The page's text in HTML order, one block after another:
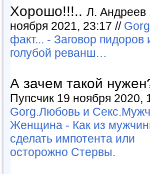
Хорошо!!!.. Л. Андреев
ноября 2021, 23:17 //
факт... - Заговор пидоров
голубой реванш…
А зачем такой
Пупсчик 19 ноября 2020,
Gorg.Любовь и
Женщина - Как из
сделать импотента или
осторожно Стервы.